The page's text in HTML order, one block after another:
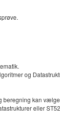
og
kan
eller